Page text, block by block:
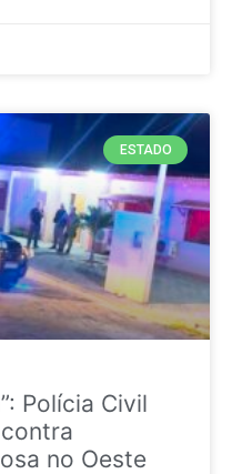
ESTADO
Polícia Civil
no Oeste